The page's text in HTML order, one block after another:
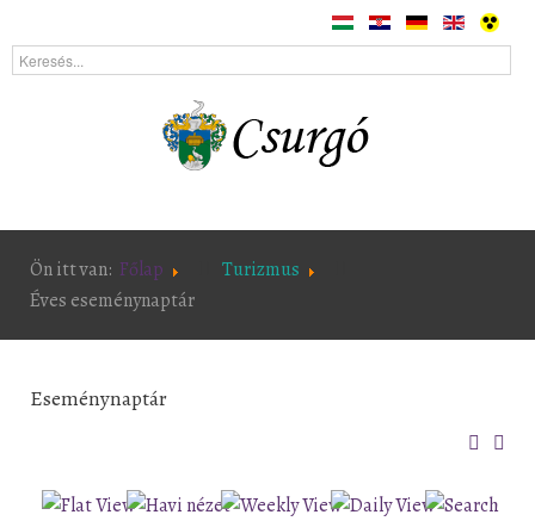
Ön itt van: Főlap
Turizmus
Éves eseménynaptár
Eseménynaptár